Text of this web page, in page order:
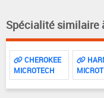
Spécialité similaire
CHEROKEE
MICROTECH